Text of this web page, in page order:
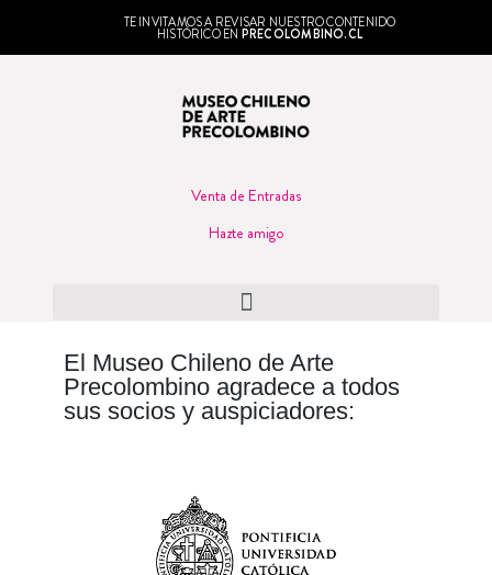
TE INVITAMOS A REVISAR NUESTRO CONTENIDO
HISTÓRICO EN PRECOLOMBINO.CL
Venta de Entradas
Hazte amigo
El Museo Chileno de Arte
Precolombino agradece a todos
sus socios y auspiciadores: